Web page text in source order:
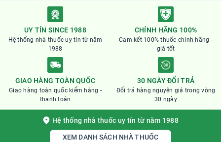
nhà thuốc Phương Chính Quý khách sẽ được tích điểm
trên mỗi đơn hàng và được quy ra tiền mặt để được trừ
vào đơn hàng kế tiếp.
UY TÍN SINCE 1988
Hệ thống nhà thuốc uy tín từ năm
1988
CHÍNH HÃNG 100%
Cam kết 100% thuốc chính hãng -
giá tốt
GIAO HÀNG TOÀN QUỐC
Giao hàng toàn quốc kiểm hàng -
thanh toán
30 NGÀY ĐỔI TRẢ
Đổi trả hàng nguyên giá trong vòng
30 ngày
Hệ thống nhà thuốc uy tín từ năm 1988
XEM DANH SÁCH NHÀ THUỐC